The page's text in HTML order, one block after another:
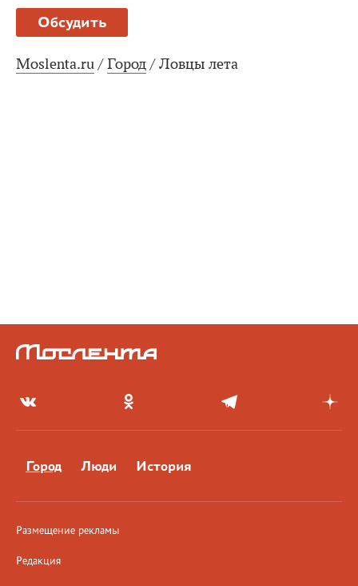
Обсудить
Moslenta.ru / Город / Ловцы лета
Город Люди История
Размещение рекламы
Редакция